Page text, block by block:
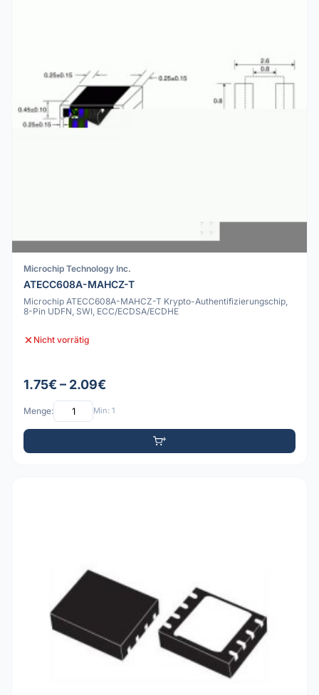
Microchip Technology Inc.
ATECC608A-MAHCZ-T
Microchip ATECC608A-MAHCZ-T Krypto-Authentifizierungschip,
8-Pin UDFN, SWI, ECC/ECDSA/ECDHE
Nicht vorrätig
1.75€ – 2.09€
Menge: Min: 1